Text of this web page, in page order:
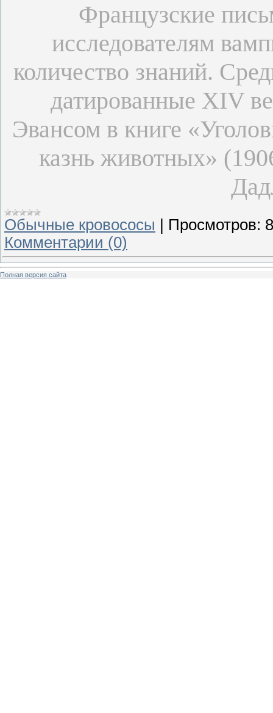
Французские
исследователям
количество знаний.
датированные XIV
Эвансом в книге
казнь животных»
Обычные кровососы Просмотров:
Комментарии (0)
Полная версия сайта